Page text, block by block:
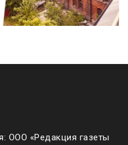
ООО «Редакция газеты